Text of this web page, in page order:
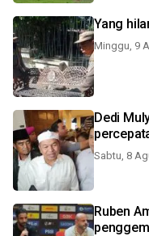
Yang
Minggu, 9
Dedi
Sabtu, 8
Ruben